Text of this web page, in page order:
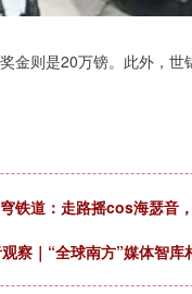
金则是20万镑。此外，
铁道：走路摇cos海瑟音
察｜“全球南方”媒体智